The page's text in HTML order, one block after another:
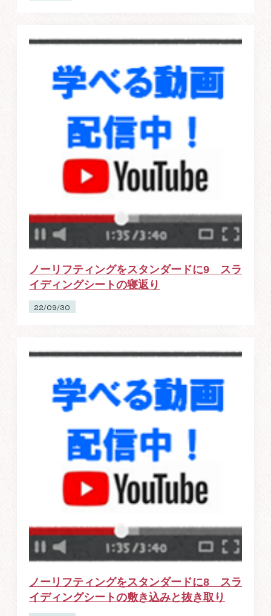
ノーリフティングをスタンダードに9 スラ
イディングシートの寝返り
22/09/30
ノーリフティングをスタンダードに8 スラ
イディングシートの敷き込みと抜き取り